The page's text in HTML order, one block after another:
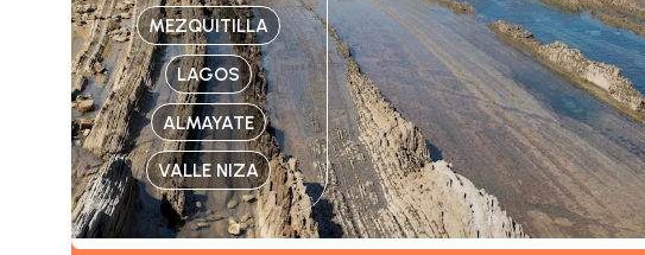
MEZQUITILLA
LAGOS
ALMAYATE
VALLE NIZA